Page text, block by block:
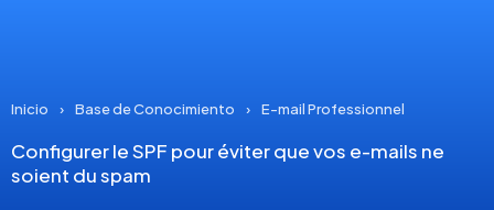
Inicio › Base de Conocimiento › E-mail Professionnel
Configurer le SPF pour éviter que vos e-mails ne
soient du spam